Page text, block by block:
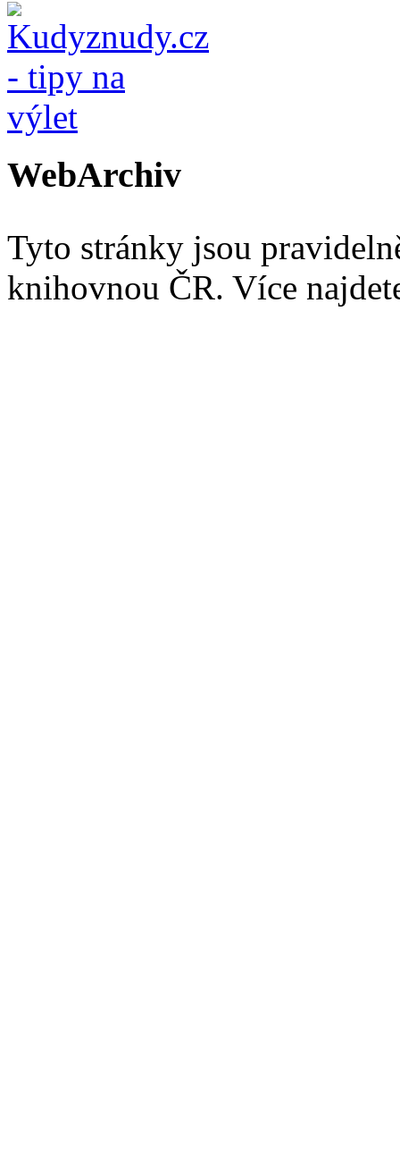
WebArchiv
Tyto stránky jsou
knihovnou ČR. Více